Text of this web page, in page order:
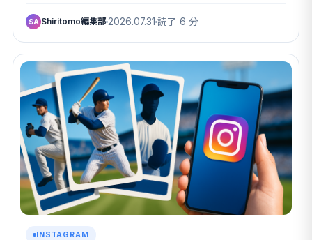
SA Shiritomo編集部 2026.07.31 読了 6 分
INSTAGRAM